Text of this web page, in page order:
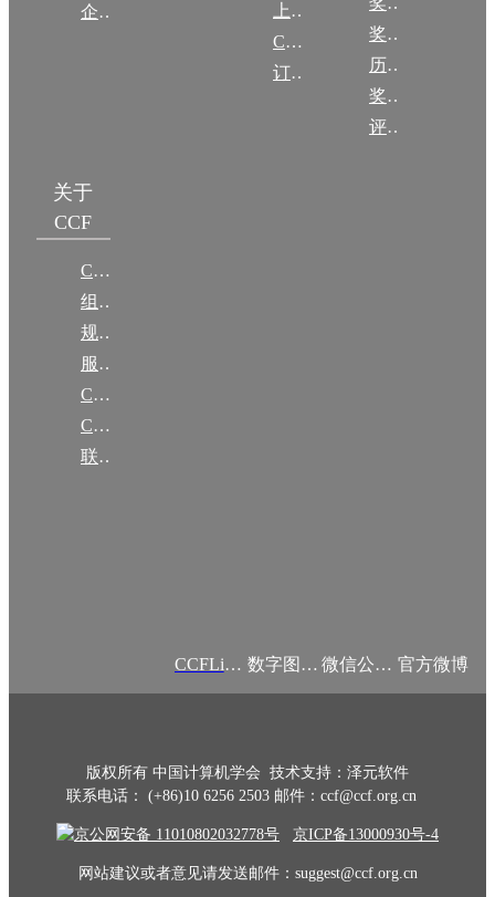
企智会
上传/发布作品
CCF DL Focus
订阅《计算》
奖励目录
历年获奖名单
奖项推荐
评奖条例
关于
CCF
CCF简介
组织机构
规章
服务项目
CCF大事记
CCF创建60周年
联系我们
CCFLink APP 数字图书馆 微信公众号 官方微博
版权所有 中国计算机学会 技术支持：泽元软件
联系电话： (+86)10 6256 2503 邮件：ccf@ccf.org.cn
京公网安备 11010802032778号 京ICP备13000930号-4
网站建议或者意见请发送邮件：suggest@ccf.org.cn